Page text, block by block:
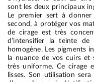
sont les deux principaux
Le premier sert à
second, à protéger vos
de cirage est très
d’intensifier la teinte
homogène. Les pigments
la nuance de vos cuirs et
très uniforme. Ce cirage
lisses. Son utilisation